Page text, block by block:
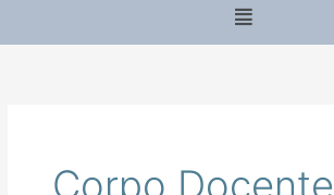
Menu
Corpo Docente